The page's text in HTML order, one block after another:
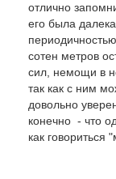
отлично
его была
сотен метров
сил, немощи в
так как с ним
довольно
конечно - что
как говориться